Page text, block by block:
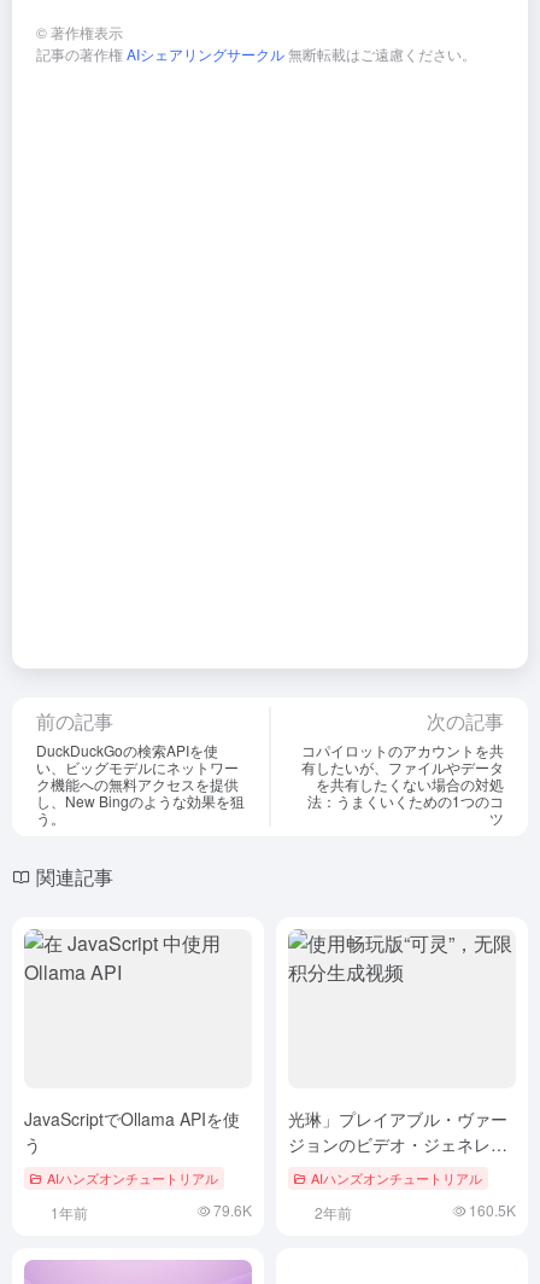
©著作権表示
記事の著作権AIシェアリングサークル無断転載はご遠慮ください。
前の記事
DuckDuckGoの検索APIを使
い、ビッグモデルにネットワー
ク機能への無料アクセスを提供
し、New Bingのような効果を狙
う。
次の記事
コパイロットのアカウントを共
有したいが、ファイルやデータ
を共有したくない場合の対処
法：うまくいくための1つのコ
ツ
関連記事
JavaScriptでOllama APIを使
う
AIハンズオンチュートリアル
1年前 79.6K
光琳」プレイアブル・ヴァー
ジョンのビデオ・ジェネレー
ションのポイントは無制限！
AIハンズオンチュートリアル
2年前 160.5K